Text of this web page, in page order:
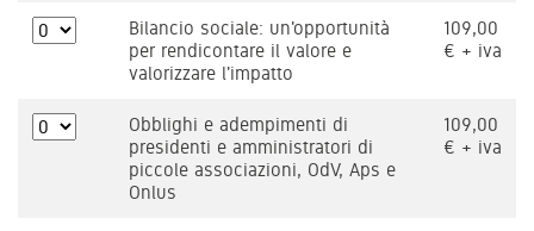
Bilancio sociale: un'opportunità
per rendicontare il valore e
valorizzare l'impatto
109,00
€ + iva
Obblighi e adempimenti di
presidenti e amministratori di
piccole associazioni, OdV, Aps e
Onlus
109,00
€ + iva